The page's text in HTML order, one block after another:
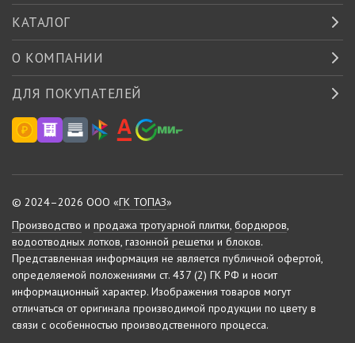
КАТАЛОГ
О КОМПАНИИ
ДЛЯ ПОКУПАТЕЛЕЙ
© 2024–2026 ООО «ГК ТОПАЗ»
Производство и продажа тротуарной плитки, бордюров,
водоотводных лотков, газонной решетки и блоков.
Представленная информация не является публичной офертой,
определяемой положениями ст. 437 (2) ГК РФ и носит
информационный характер. Изображения товаров могут
отличаться от оригинала производимой продукции по цвету в
связи с особенностью производственного процесса.